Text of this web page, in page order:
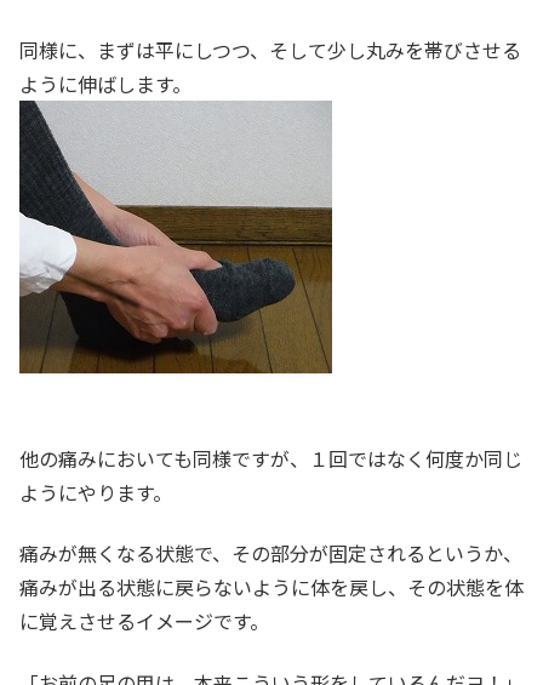
同様に、まずは平にしつつ、そして少し丸みを帯びさせる
ように伸ばします。
他の痛みにおいても同様ですが、１回ではなく何度か同じ
ようにやります。
痛みが無くなる状態で、その部分が固定されるというか、
痛みが出る状態に戻らないように体を戻し、その状態を体
に覚えさせるイメージです。